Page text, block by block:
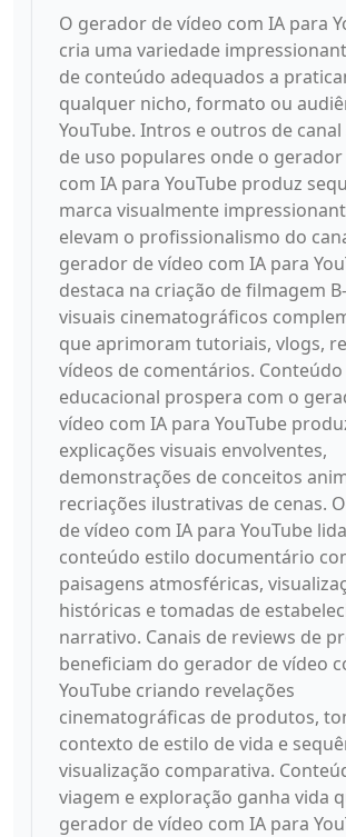
O gerador de vídeo com IA para
cria uma variedade
de conteúdo adequados a
qualquer nicho, formato ou
YouTube. Intros e outros de canal
de uso populares onde o gerador
com IA para YouTube produz
marca visualmente
elevam o profissionalismo do
gerador de vídeo com IA para
destaca na criação de filmagem
visuais cinematográficos
que aprimoram tutoriais, vlogs,
vídeos de comentários. Conteúdo
educacional prospera com o
vídeo com IA para YouTube
explicações visuais envolventes,
demonstrações de conceitos
recriações ilustrativas de cenas.
de vídeo com IA para YouTube
conteúdo estilo documentário
paisagens atmosféricas,
históricas e tomadas de
narrativo. Canais de reviews de
beneficiam do gerador de vídeo
YouTube criando revelações
cinematográficas de produtos,
contexto de estilo de vida e
visualização comparativa.
viagem e exploração ganha vida
gerador de vídeo com IA para